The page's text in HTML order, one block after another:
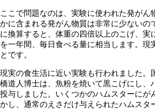
ここで問題なのは、実験に使われた発がん
かに含まれる発がん物質は非常に少ないの
に換算すると、体重の四倍以上のこげ、実
を一年間、毎日食べる量に相当します。現
とです。
現実の食生活に近い実験も行われました。
橋道人博士は、魚粉を焼いて黒こげにし、
投与しました。いくつかのハムスターにが
かし、通常のえさだけ与えられたハムスタ